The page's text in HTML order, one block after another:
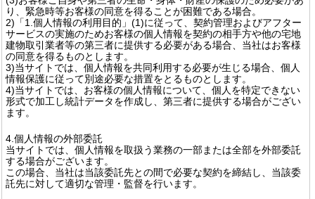
り、緊急時等お客様の同意を得ることが困難である場合。
2)「1.個人情報の利用目的」(1)に従って、契約管理およびアフター
サービスの実施のためお客様の個人情報を契約の相手方や他の宅地
建物取引業者等の第三者に提供する必要がある場合、当社はお客様
の同意を得るものとします。
3)当サイトでは、個人情報を共同利用する必要が生じる場合、個人
情報保護に従って別途必要な措置をとるものとします。
4)当サイトでは、お客様の個人情報について、個人を特定できない
形式で加工し統計データを作成し、第三者に提供する場合がござい
ます。
4.個人情報の外部委託
当サイトでは、個人情報を取扱う業務の一部または全部を外部委託
する場合がございます。
この場合、当社は当該委託先との間で必要な契約を締結し、当該委
託先に対して適切な管理・監督を行います。